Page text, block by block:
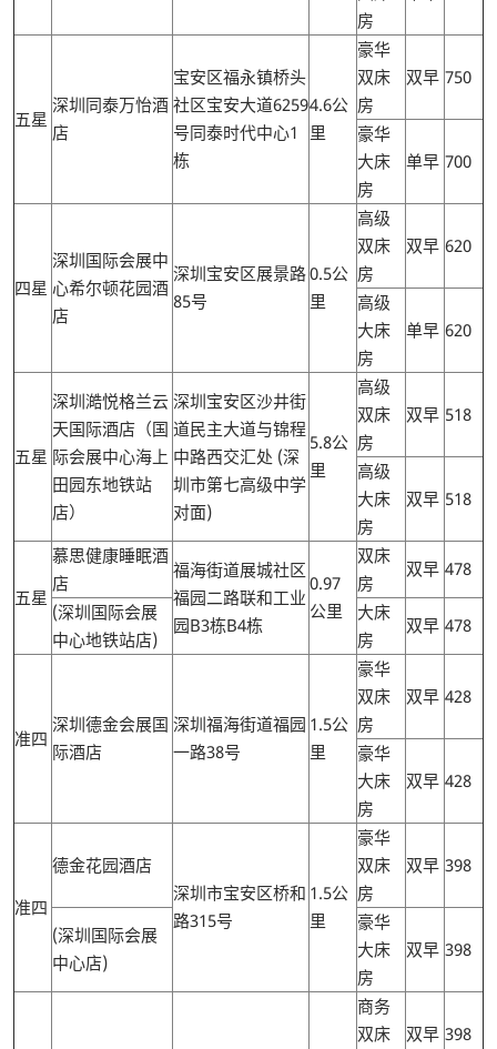
房
五星
深圳同泰万怡酒
店
宝安区福永镇桥头
社区宝安大道6259
号同泰时代中心1
栋
4.6公
里
豪华
双床
房
双早 750
豪华
大床
房
单早 700
四星
深圳国际会展中
心希尔顿花园酒
店
深圳宝安区展景路
85号
0.5公
里
高级
双床
房
双早 620
高级
大床
房
单早 620
五星
深圳澔悦格兰云
天国际酒店（国
际会展中心海上
田园东地铁站
店）
深圳宝安区沙井街
道民主大道与锦程
中路西交汇处 (深
圳市第七高级中学
对面)
5.8公
里
高级
双床
房
双早 518
高级
大床
房
双早 518
五星
慕思健康睡眠酒
店
福海街道展城社区
福园二路联和工业
园B3栋B4栋
0.97
公里
双床
房
双早 478
(深圳国际会展
中心地铁站店)
大床
房
双早 478
准四
深圳德金会展国
际酒店
深圳福海街道福园
一路38号
1.5公
里
豪华
双床
房
双早 428
豪华
大床
房
双早 428
准四
德金花园酒店
深圳市宝安区桥和
路315号
1.5公
里
豪华
双床
房
双早 398
(深圳国际会展
中心店)
豪华
大床
房
双早 398
商务
双床
双早 398